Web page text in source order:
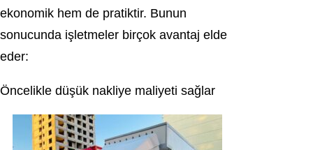
ekonomik hem de pratiktir. Bunun
sonucunda işletmeler birçok avantaj elde
eder:
Öncelikle düşük nakliye maliyeti sağlar